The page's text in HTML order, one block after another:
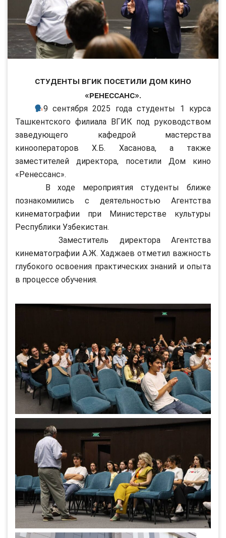
Студенты ВГИК посетили Дом кино
«Ренессанс».
9 сентября 2025 года студенты 1 курса
Ташкентского филиала ВГИК под руководством
заведующего кафедрой мастерства
кинооператоров Х.Б. Хасанова, а также
заместителей директора, посетили Дом кино
«Ренессанс».
В ходе мероприятия студенты ближе
познакомились с деятельностью Агентства
кинематографии при Министерстве культуры
Республики Узбекистан.
Заместитель директора Агентства
кинематографии А.Ж. Хаджаев отметил важность
глубокого освоения практических знаний и опыта
в процессе обучения.